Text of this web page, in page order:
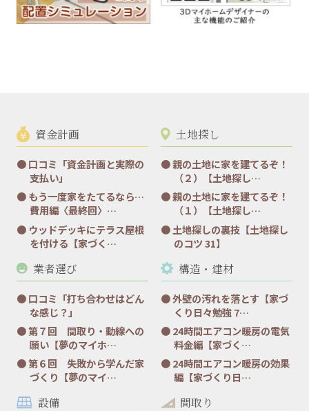
資金計画
口コミ「資金計画と実際の
支払い」
もう一度家をたてるなら…
費用編〈最終回〉…
ウッドデッキにテラス屋根
を付ける【家づく…
土地探し
親の土地に家を建てるぞ！
（２）【土地探し…
親の土地に家を建てるぞ！
（１）【土地探し…
土地探しの裏技【土地探し
のコツ 31】
業者選び
口コミ「打ち合わせはどん
な感じ？」
第７回 間取り・動線への
願い【夢のマイホ…
第６回 失敗から学んだ家
づくり【夢のマイ…
構造・建材
外壁の汚れを落とす【家づ
くり日々勉強 7…
24時間エアコン暖房の電気
料金編【家づく…
24時間エアコン暖房の効果
編【家づくり日…
設備 間取り